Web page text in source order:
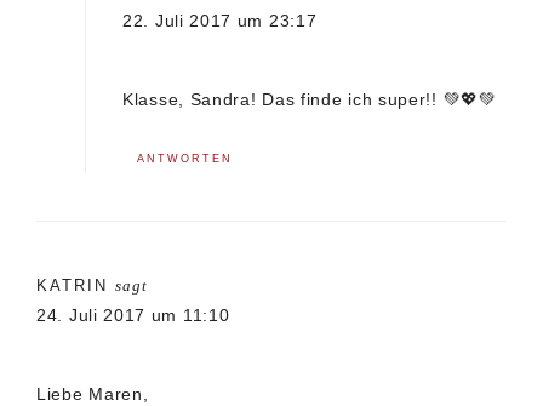
22. Juli 2017 um 23:17
Klasse, Sandra! Das finde ich super!! 💚💖💚
ANTWORTEN
KATRIN sagt
24. Juli 2017 um 11:10
Liebe Maren,